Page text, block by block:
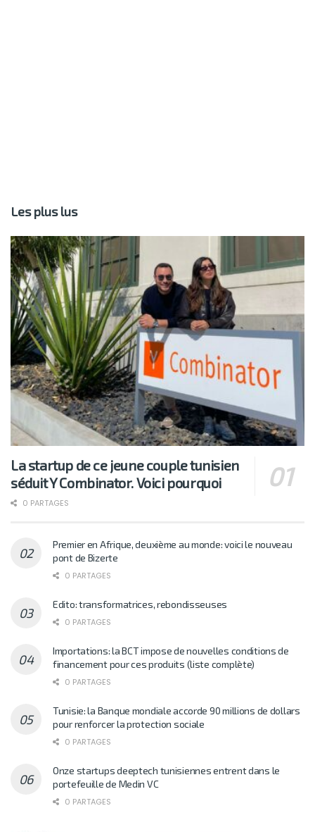
Les plus lus
La startup de ce jeune couple tunisien
séduit Y Combinator. Voici pourquoi
0 PARTAGES
Premier en Afrique, deuxième au monde: voici le nouveau
pont de Bizerte
0 PARTAGES
Edito: transformatrices, rebondisseuses
0 PARTAGES
Importations: la BCT impose de nouvelles conditions de
financement pour ces produits (liste complète)
0 PARTAGES
Tunisie: la Banque mondiale accorde 90 millions de dollars
pour renforcer la protection sociale
0 PARTAGES
Onze startups deeptech tunisiennes entrent dans le
portefeuille de Medin VC
0 PARTAGES